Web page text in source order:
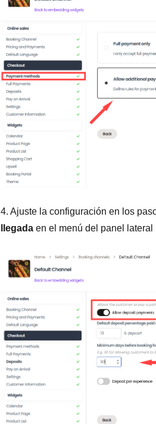
4. Ajuste la configuración en los
llegada en el menú del panel lateral